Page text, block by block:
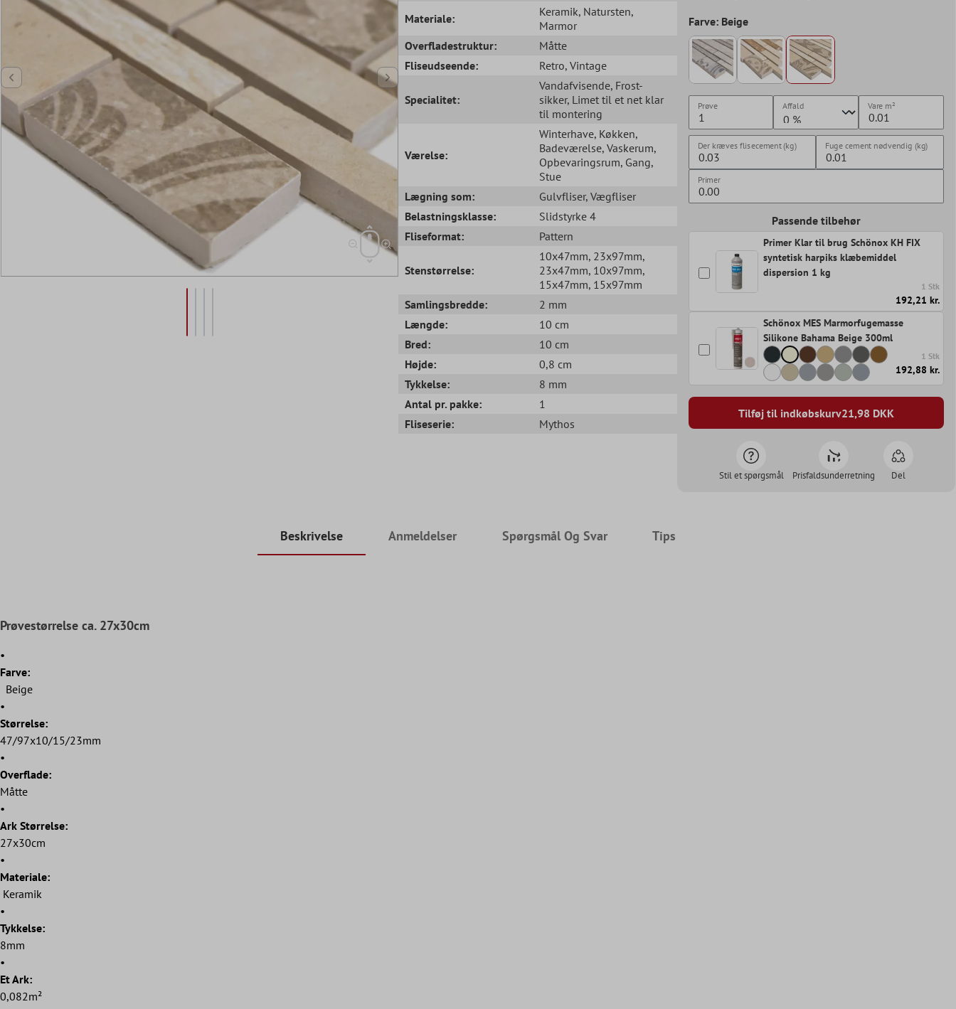
Materiale:
Keramik, Natursten,
Marmor
Overfladestruktur:
Måtte
Fliseudseende:
Retro, Vintage
Specialitet:
Vandafvisende, Frost-
sikker, Limet til et net klar
til montering
Værelse:
Winterhave, Køkken,
Badeværelse, Vaskerum,
Opbevaringsrum, Gang,
Stue
Lægning som:
Gulvfliser, Vægfliser
Belastningsklasse:
Slidstyrke 4
Fliseformat:
Pattern
Stenstørrelse:
10x47mm, 23x97mm,
23x47mm, 10x97mm,
15x47mm, 15x97mm
Samlingsbredde:
2 mm
Længde:
10 cm
Bred:
10 cm
Højde:
0,8 cm
Tykkelse:
8 mm
Antal pr. pakke:
1
Fliseserie:
Mythos
Farve: Beige
Prøve Affald Vare m²
Der kræves flisecement (kg) Fuge cement nødvendig (kg)
Primer
Passende tilbehør
Primer Klar til brug Schönox KH FIX
syntetisk harpiks klæbemiddel
dispersion 1 kg
1 Stk
192,21 kr.
Schönox MES Marmorfugemasse
Silikone Bahama Beige 300ml
1 Stk
192,88 kr.
Tilføj til indkøbskurv21,98 DKK
Stil et spørgsmål Prisfaldsunderretning Del
Beskrivelse Anmeldelser Spørgsmål Og Svar Tips
Prøvestørrelse ca. 27x30cm
•
Farve:
Beige
•
Størrelse:
47/97x10/15/23mm
•
Overflade:
Måtte
•
Ark Størrelse:
27x30cm
•
Materiale:
Keramik
•
Tykkelse:
8mm
•
Et Ark:
0,082m²